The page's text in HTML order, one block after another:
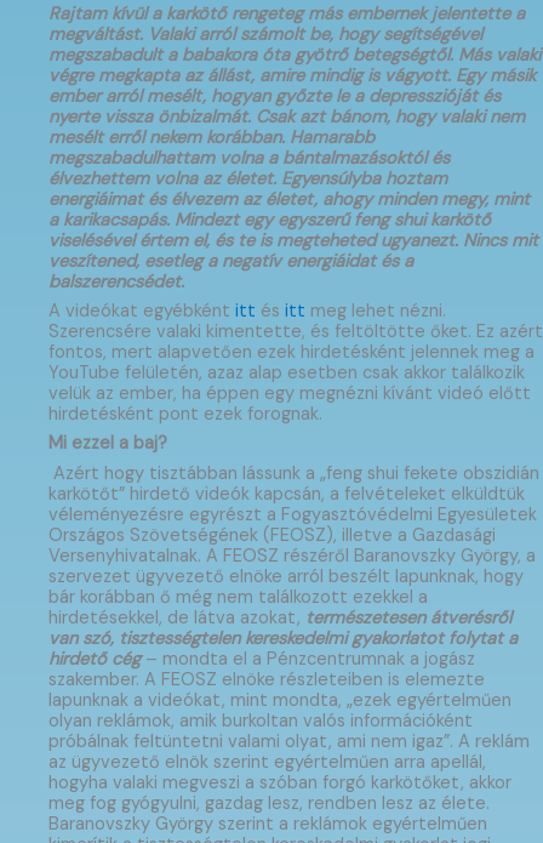
Rajtam kívül a karkötő rengeteg más embernek jelentette a
megváltást. Valaki arról számolt be, hogy segítségével
megszabadult a babakora óta gyötrő betegségtől. Más valaki
végre megkapta az állást, amire mindig is vágyott. Egy másik
ember arról mesélt, hogyan győzte le a depresszióját és
nyerte vissza önbizalmát. Csak azt bánom, hogy valaki nem
mesélt erről nekem korábban. Hamarabb
megszabadulhattam volna a bántalmazásoktól és
élvezhettem volna az életet. Egyensúlyba hoztam
energiáimat és élvezem az életet, ahogy minden megy, mint
a karikacsapás. Mindezt egy egyszerű feng shui karkötő
viselésével értem el, és te is megteheted ugyanezt. Nincs mit
veszítened, esetleg a negatív energiáidat és a
balszerencsédet.
A videókat egyébként itt és itt meg lehet nézni.
Szerencsére valaki kimentette, és feltöltötte őket. Ez azért
fontos, mert alapvetően ezek hirdetésként jelennek meg a
YouTube felületén, azaz alap esetben csak akkor találkozik
velük az ember, ha éppen egy megnézni kívánt videó előtt
hirdetésként pont ezek forognak.
Mi ezzel a baj?
Azért hogy tisztábban lássunk a „feng shui fekete obszidián
karkötőt” hirdető videók kapcsán, a felvételeket elküldtük
véleményezésre egyrészt a Fogyasztóvédelmi Egyesületek
Országos Szövetségének (FEOSZ), illetve a Gazdasági
Versenyhivatalnak. A FEOSZ részéről Baranovszky György, a
szervezet ügyvezető elnöke arról beszélt lapunknak, hogy
bár korábban ő még nem találkozott ezekkel a
hirdetésekkel, de látva azokat, természetesen átverésről
van szó, tisztességtelen kereskedelmi gyakorlatot folytat a
hirdető cég– mondta el a Pénzcentrumnak a jogász
szakember. A FEOSZ elnöke részleteiben is elemezte
lapunknak a videókat, mint mondta, „ezek egyértelműen
olyan reklámok, amik burkoltan valós információként
próbálnak feltüntetni valami olyat, ami nem igaz”. A reklám
az ügyvezető elnök szerint egyértelműen arra apellál,
hogyha valaki megveszi a szóban forgó karkötőket, akkor
meg fog gyógyulni, gazdag lesz, rendben lesz az élete.
Baranovszky György szerint a reklámok egyértelműen